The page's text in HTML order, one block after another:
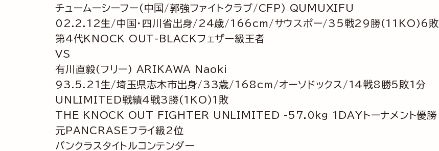
チュームーシーフー(中国/郭強ファイトクラブ/CFP) QUMUXIFU
02.2.12生/中国・四川省出身/24歳/166cm/サウスポー/35戦29勝(11KO)6敗
第4代KNOCK OUT-BLACKフェザー級王者
VS
有川直毅(フリー) ARIKAWA Naoki
93.5.21生/埼玉県志木市出身/33歳/168cm/オーソドックス/14戦8勝5敗1分
UNLIMITED戦績4戦3勝(1KO)1敗
THE KNOCK OUT FIGHTER UNLIMITED -57.0kg 1DAYトーナメント優勝
元PANCRASEフライ級2位
パンクラスタイトルコンテンダー